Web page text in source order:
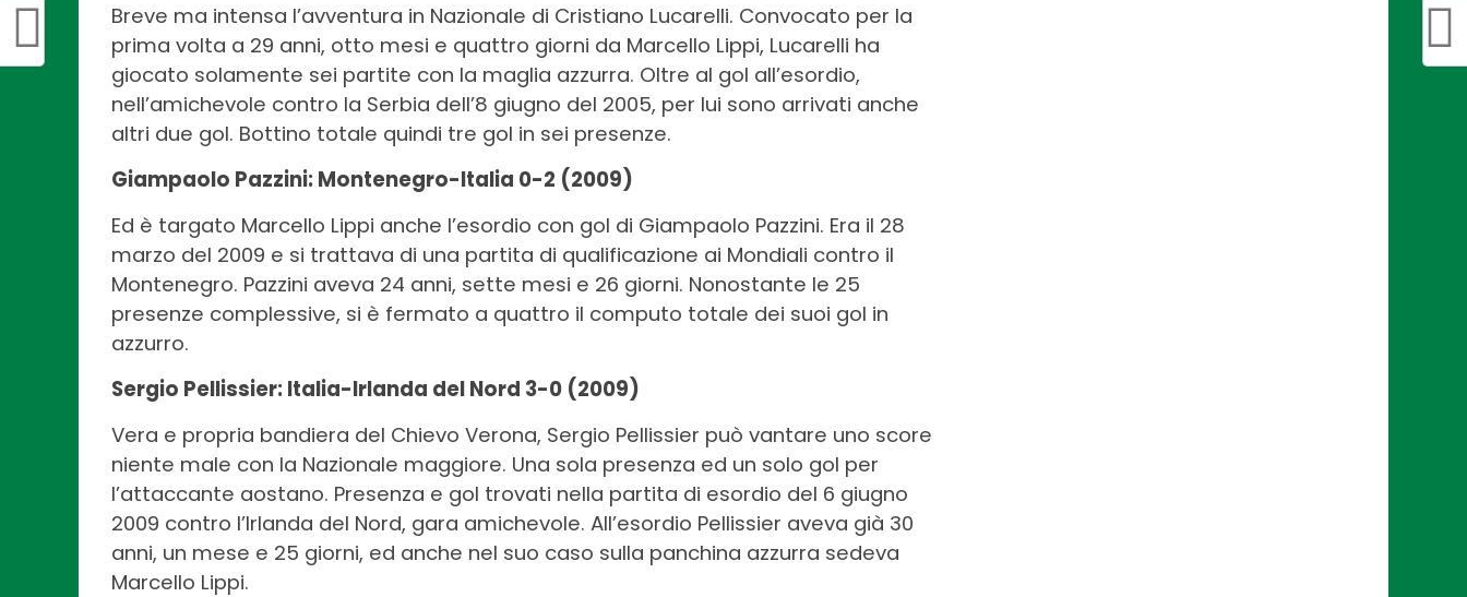
Breve ma intensa l’avventura in Nazionale di Cristiano Lucarelli. Convocato per la
prima volta a 29 anni, otto mesi e quattro giorni da Marcello Lippi, Lucarelli ha
giocato solamente sei partite con la maglia azzurra. Oltre al gol all’esordio,
nell’amichevole contro la Serbia dell’8 giugno del 2005, per lui sono arrivati anche
altri due gol. Bottino totale quindi tre gol in sei presenze.
Giampaolo Pazzini: Montenegro-Italia 0-2 (2009)
Ed è targato Marcello Lippi anche l’esordio con gol di Giampaolo Pazzini. Era il 28
marzo del 2009 e si trattava di una partita di qualificazione ai Mondiali contro il
Montenegro. Pazzini aveva 24 anni, sette mesi e 26 giorni. Nonostante le 25
presenze complessive, si è fermato a quattro il computo totale dei suoi gol in
azzurro.
Sergio Pellissier: Italia-Irlanda del Nord 3-0 (2009)
Vera e propria bandiera del Chievo Verona, Sergio Pellissier può vantare uno score
niente male con la Nazionale maggiore. Una sola presenza ed un solo gol per
l’attaccante aostano. Presenza e gol trovati nella partita di esordio del 6 giugno
2009 contro l’Irlanda del Nord, gara amichevole. All’esordio Pellissier aveva già 30
anni, un mese e 25 giorni, ed anche nel suo caso sulla panchina azzurra sedeva
Marcello Lippi.